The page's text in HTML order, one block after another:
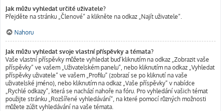
Jak můžu vyhledat určité uživatele?
Přejděte na stránku „Členové“ a klikněte na odkaz „Najít uživatele“.
Nahoru
Jak můžu vyhledat svoje vlastní příspěvky a témata?
Vaše vlastní příspěvky můžete vyhledat buď kliknutím na odkaz „Zobrazit vaše
příspěvky“ ve vašem „Uživatelském panelu“, nebo kliknutím na odkaz „Vyhledat
příspěvky uživatele“ ve vašem „Profilu“ (zobrazí se po kliknutí na vaše
uživatelské jméno), nebo kliknutím na odkaz „Vaše příspěvky“ v nabídce
„Rychlé odkazy“, která se nachází nahoře na fóru. Pro vyhledání vašich témat
použijte stránku „Rozšířené vyhledávání“, na které pomocí různých možnosti
můžete zúžit vyhledávání na vaše témata.